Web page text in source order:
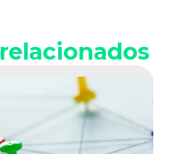
relacionados